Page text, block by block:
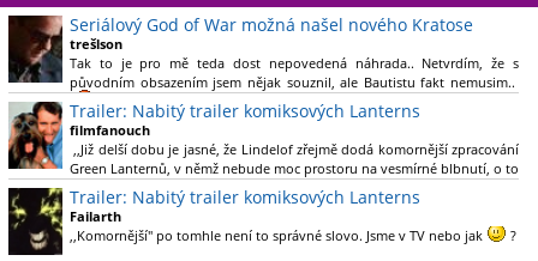
Seriálový God of War možná našel nového Kratose
trešlson
Tak to je pro mě teda dost nepovedená náhrada.. Netvrdím, že s
původním obsazením jsem nějak souznil, ale Bautistu fakt nemusim..
Trailer: Nabitý trailer komiksových Lanterns
filmfanouch
,,Již delší dobu je jasné, že Lindelof zřejmě dodá komornější zpracování
Green Lanternů, v němž nebude moc prostoru na vesmírné blbnutí, o to
více se ovšem bude moci nová adaptace odprostit třeba od filmového
Green Lanterna s Ryanem Reynoldsem.´´ Co je na tom
nesrozumitelného?
Trailer: Nabitý trailer komiksových Lanterns
Failarth
,,Komornější" po tomhle není to správné slovo. Jsme v TV nebo jak
?